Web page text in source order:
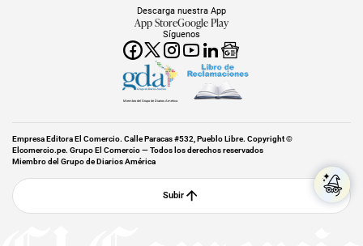
Síguenos
Descarga nuestra App
App StoreGoogle Play
Miembro del Grupo de Diarios América
Empresa Editora El Comercio. Calle Paracas #532, Pueblo Libre. Copyright ©
Elcomercio.pe. Grupo El Comercio — Todos los derechos reservados
Miembro del Grupo de Diarios América
Subir